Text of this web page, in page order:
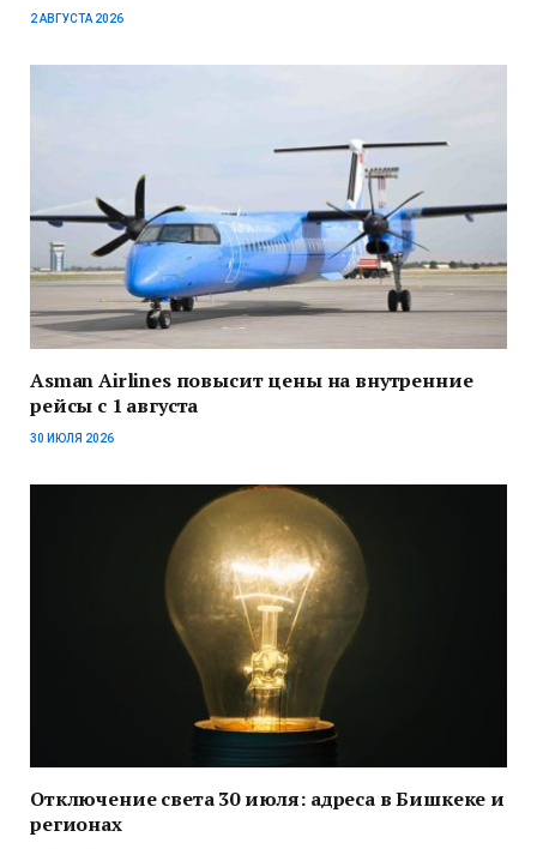
2 АВГУСТА 2026
Asman Airlines повысит цены на внутренние
рейсы с 1 августа
30 ИЮЛЯ 2026
Отключение света 30 июля: адреса в Бишкеке и
регионах